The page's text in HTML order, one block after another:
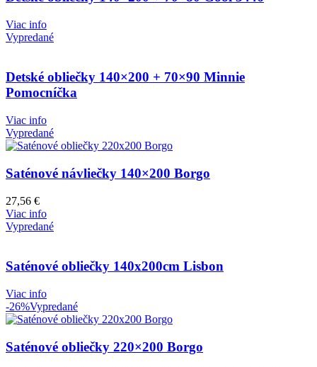
Viac info
Vypredané
Detské obliečky 140×200 + 70×90 Minnie
Pomocníčka
Viac info
Vypredané
Saténové návliečky 140×200 Borgo
27,56 €
Viac info
Vypredané
Saténové obliečky 140x200cm Lisbon
Viac info
-26%Vypredané
Saténové obliečky 220×200 Borgo